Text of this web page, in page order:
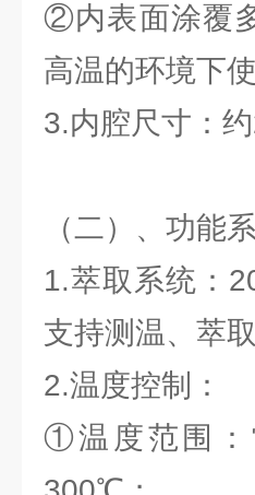
②内表面涂覆
高温的环境下
3.内腔尺寸：
（二）、功能
1.萃取系统：
支持测温、萃
2.温度控制：
①温度范围：